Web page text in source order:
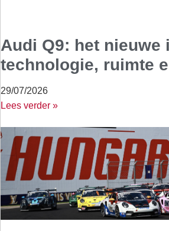
Audi Q9: het nieuwe
technologie, ruimte
29/07/2026
Lees verder »